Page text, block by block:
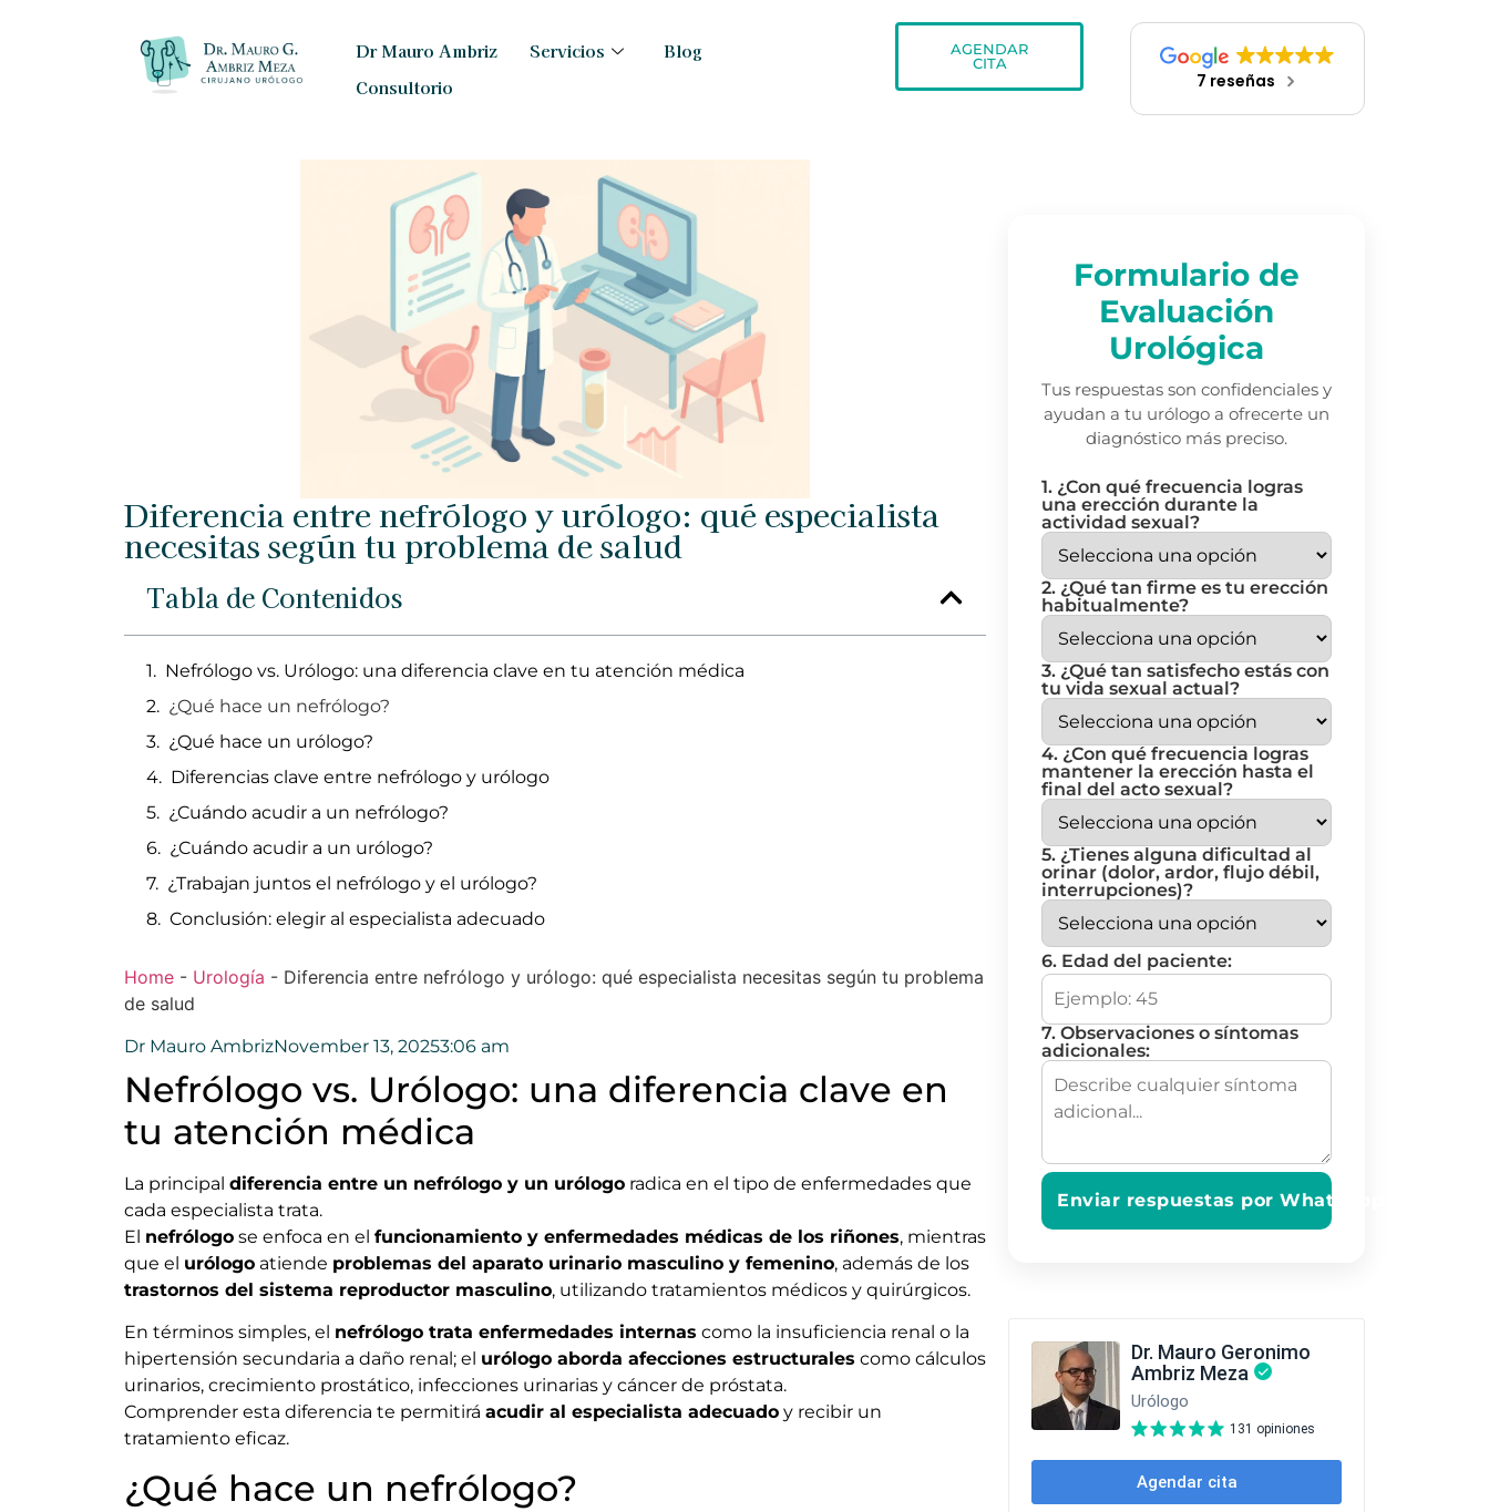
Dr Mauro Ambriz Servicios
Blog
Consultorio
AGENDAR
CITA
7 reseñas
Diferencia entre nefrólogo y urólogo: qué especialista
necesitas según tu problema de salud
Tabla de Contenidos
Nefrólogo vs. Urólogo: una diferencia clave en tu atención médica
¿Qué hace un nefrólogo?
¿Qué hace un urólogo?
Diferencias clave entre nefrólogo y urólogo
¿Cuándo acudir a un nefrólogo?
¿Cuándo acudir a un urólogo?
¿Trabajan juntos el nefrólogo y el urólogo?
Conclusión: elegir al especialista adecuado
Home - Urología - Diferencia entre nefrólogo y urólogo: qué especialista necesitas según tu problema
de salud
Dr Mauro AmbrizNovember 13, 20253:06 am
Nefrólogo vs. Urólogo: una diferencia clave en
tu atención médica
La principal diferencia entre un nefrólogo y un urólogo radica en el tipo de enfermedades que
cada especialista trata.
El nefrólogo se enfoca en el funcionamiento y enfermedades médicas de los riñones, mientras
que el urólogo atiende problemas del aparato urinario masculino y femenino, además de los
trastornos del sistema reproductor masculino, utilizando tratamientos médicos y quirúrgicos.
En términos simples, el nefrólogo trata enfermedades internas como la insuficiencia renal o la
hipertensión secundaria a daño renal; el urólogo aborda afecciones estructurales como cálculos
urinarios, crecimiento prostático, infecciones urinarias y cáncer de próstata.
Comprender esta diferencia te permitirá acudir al especialista adecuado y recibir un
tratamiento eficaz.
¿Qué hace un nefrólogo?
Formulario de
Evaluación
Urológica
Tus respuestas son confidenciales y
ayudan a tu urólogo a ofrecerte un
diagnóstico más preciso.
1. ¿Con qué frecuencia logras
una erección durante la
actividad sexual?
2. ¿Qué tan firme es tu erección
habitualmente?
3. ¿Qué tan satisfecho estás con
tu vida sexual actual?
4. ¿Con qué frecuencia logras
mantener la erección hasta el
final del acto sexual?
5. ¿Tienes alguna dificultad al
orinar (dolor, ardor, flujo débil,
interrupciones)?
6. Edad del paciente:
7. Observaciones o síntomas
adicionales:
Enviar respuestas por WhatsApp